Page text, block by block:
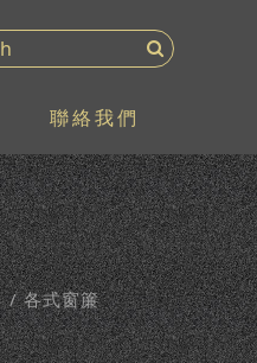
聯絡我們
各式窗簾